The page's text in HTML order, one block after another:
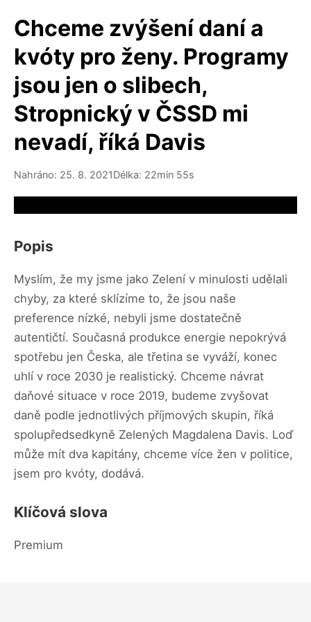
Chceme zvýšení daní a
kvóty pro ženy. Programy
jsou jen o slibech,
Stropnický v ČSSD mi
nevadí, říká Davis
Nahráno: 25. 8. 2021Délka: 22min 55s
Popis
Myslím, že my jsme jako Zelení v minulosti udělali
chyby, za které sklízíme to, že jsou naše
preference nízké, nebyli jsme dostatečně
autentičtí. Současná produkce energie nepokrývá
spotřebu jen Česka, ale třetina se vyváží, konec
uhlí v roce 2030 je realistický. Chceme návrat
daňové situace v roce 2019, budeme zvyšovat
daně podle jednotlivých příjmových skupin, říká
spolupředsedkyně Zelených Magdalena Davis. Loď
může mít dva kapitány, chceme více žen v politice,
jsem pro kvóty, dodává.
Klíčová slova
Premium